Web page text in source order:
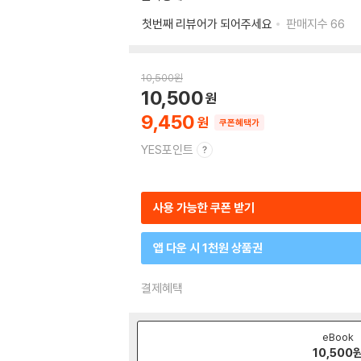
첫번째 리뷰어가 되어주세요
판매지수 66
10,500원
9,450
10,500
쿠폰혜택가
YES포인트
사용 가능한 쿠폰 받기
앱 다운 시 1천원 상품권
결제혜택
eBook
10,500